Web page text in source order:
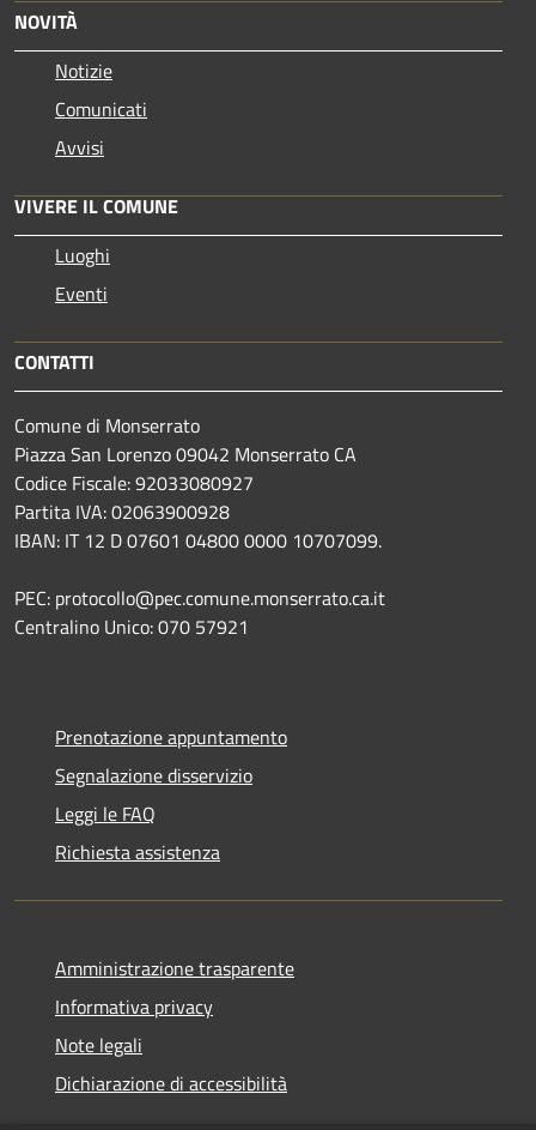
NOVITÀ
Notizie
Comunicati
Avvisi
VIVERE IL COMUNE
Luoghi
Eventi
CONTATTI
Comune di Monserrato
Piazza San Lorenzo 09042 Monserrato CA
Codice Fiscale: 92033080927
Partita IVA: 02063900928
IBAN: IT 12 D 07601 04800 0000 10707099.
PEC: protocollo@pec.comune.monserrato.ca.it
Centralino Unico: 070 57921
Prenotazione appuntamento
Segnalazione disservizio
Leggi le FAQ
Richiesta assistenza
Amministrazione trasparente
Informativa privacy
Note legali
Dichiarazione di accessibilità